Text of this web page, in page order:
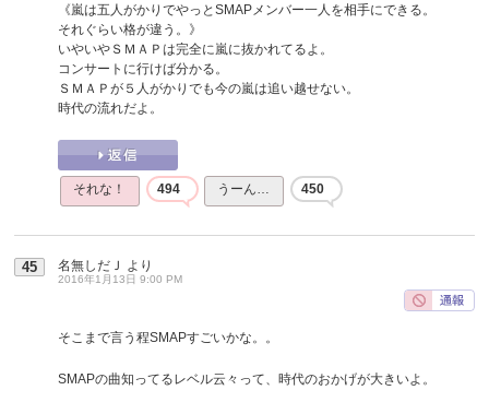
《嵐は五人がかりでやっとSMAPメンバー一人を相手にできる。
それぐらい格が違う。》
いやいやＳＭＡＰは完全に嵐に抜かれてるよ。
コンサートに行けば分かる。
ＳＭＡＰが５人がかりでも今の嵐は追い越せない。
時代の流れだよ。
それな！ 494 うーん… 450
45 名無しだＪ より
2016年1月13日 9:00 PM
そこまで言う程SMAPすごいかな。。
SMAPの曲知ってるレベル云々って、時代のおかげが大きいよ。